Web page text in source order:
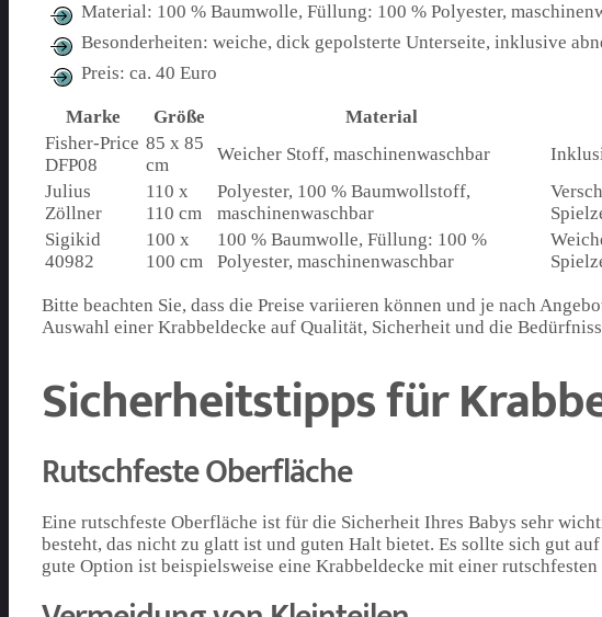
Material: 100 % Baumwolle, Füllung: 100 % Polyester,
Besonderheiten: weiche, dick gepolsterte Unterseite, inklusive
Preis: ca. 40 Euro
Marke Größe Material
Fisher-Price
DFP08
85 x 85
cm
Weicher Stoff, maschinenwaschbar
Julius
Zöllner
110 x
110 cm
Polyester, 100 % Baumwollstoff,
maschinenwaschbar
Sigikid
40982
100 x
100 cm
100 % Baumwolle, Füllung: 100 %
Polyester, maschinenwaschbar
Bitte beachten Sie, dass die Preise variieren können und je nach
Auswahl einer Krabbeldecke auf Qualität, Sicherheit und die
Sicherheitstipps für
Rutschfeste Oberfläche
Eine rutschfeste Oberfläche ist für die Sicherheit Ihres Babys sehr
besteht, das nicht zu glatt ist und guten Halt bietet. Es sollte sich gut
gute Option ist beispielsweise eine Krabbeldecke mit einer rutschfesten